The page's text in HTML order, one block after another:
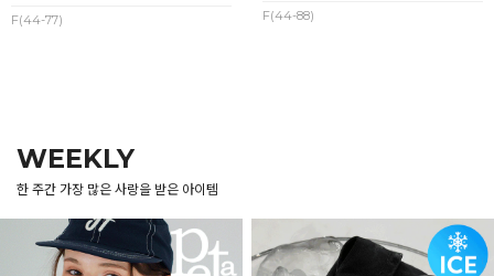
F(44-77) F(44-88)
WEEKLY
한 주간 가장 많은 사랑을 받은 아이템